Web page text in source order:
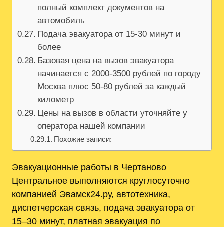
полный комплект документов на
автомобиль
Подача эвакуатора от 15-30 минут и
более
Базовая цена на вызов эвакуатора
начинается с 2000-3500 рублей по городу
Москва плюс 50-80 рублей за каждый
километр
Цены на вызов в области уточняйте у
оператора нашей компании
Похожие записи:
Эвакуационные работы в Чертаново
Центральное выполняются круглосуточно
компанией Эвамск24.ру, автотехника,
диспетчерская связь, подача эвакуатора от
15–30 минут, платная эвакуация по